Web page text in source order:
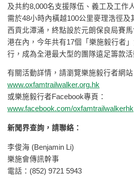
及共約8,000名支援隊伍、義工及工作
需於48小時內橫越100公里麥理浩徑及
西貢北潭涌，終點設於元朗保良局賽
港在內，今年共有17個「樂施毅行者
行，成為全港最大型的團隊遠足籌款活
有關活動詳情，請瀏覽樂施毅行者網站
www.oxfamtrailwalker.org.hk
或樂施毅行者Facebook專頁：
www.facebook.com/oxfamtrailwalkerhk
新聞界查詢，請聯絡：
李俊海 (Benjamin Li)
樂施會傳訊幹事
電話：(852) 9721 5943